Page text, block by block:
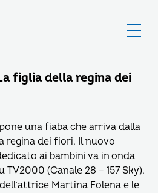
figlia della regina dei
una fiaba che arriva dalla
regina dei fiori. Il nuovo
ai bambini va in onda
TV2000 (Canale 28 – 157 Sky).
Martina Folena e le